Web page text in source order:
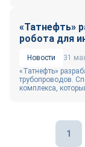
«Татнефть»
робота для
Новости
31
«Татнефть»
трубопроводов.
комплекса,
Пагинация
1